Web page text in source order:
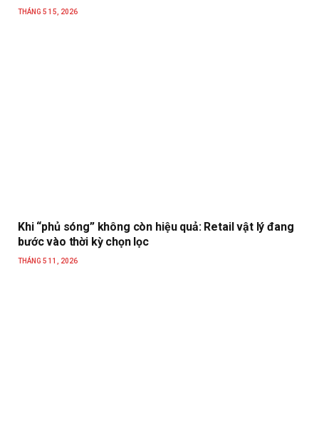
THÁNG 5 15, 2026
Khi “phủ sóng” không còn hiệu quả: Retail vật lý đang
bước vào thời kỳ chọn lọc
THÁNG 5 11, 2026